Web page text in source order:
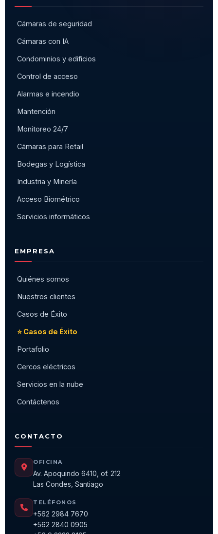
Cámaras de seguridad
Cámaras con IA
Condominios y edificios
Control de acceso
Alarmas e incendio
Mantención
Monitoreo 24/7
Cámaras para Retail
Bodegas y Logística
Industria y Minería
Acceso Biométrico
Servicios informáticos
EMPRESA
Quiénes somos
Nuestros clientes
Casos de Éxito
⭐ Casos de Éxito
Portafolio
Cercos eléctricos
Servicios en la nube
Contáctenos
CONTACTO
OFICINA
Av. Apoquindo 6410, of. 212
Las Condes, Santiago
TELÉFONOS
+562 2984 7670
+562 2840 0905